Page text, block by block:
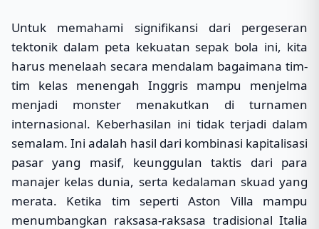
Untuk memahami signifikansi dari pergeseran
tektonik dalam peta kekuatan sepak bola ini, kita
harus menelaah secara mendalam bagaimana tim-
tim kelas menengah Inggris mampu menjelma
menjadi monster menakutkan di turnamen
internasional. Keberhasilan ini tidak terjadi dalam
semalam. Ini adalah hasil dari kombinasi kapitalisasi
pasar yang masif, keunggulan taktis dari para
manajer kelas dunia, serta kedalaman skuad yang
merata. Ketika tim seperti Aston Villa mampu
menumbangkan raksasa-raksasa tradisional Italia